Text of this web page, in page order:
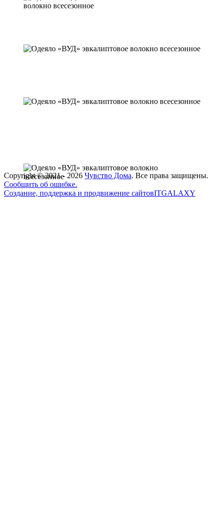
Copyright ©2021 - 2026 Чувство Дома. Все права защищены.
Сообщить об ошибке.
Создание, поддержка и продвижение сайтовITGALAXY